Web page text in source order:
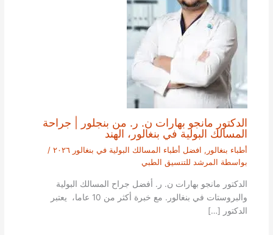
الدكتور مانجو بهارات ن. ر. من بنجلور | جراحة
المسالك البولية في بنغالور، الهند
أطباء بنغالور , افضل أطباء المسالك البولية في بنغالور ٢٠٢٦
/
بواسطة المرشد للتنسيق الطبي
الدكتور مانجو بهارات ن. ر. أفضل جراح المسالك البولية
والبروستات في بنغالور. مع خبرة أكثر من 10 عاما، يعتبر
الدكتور […]